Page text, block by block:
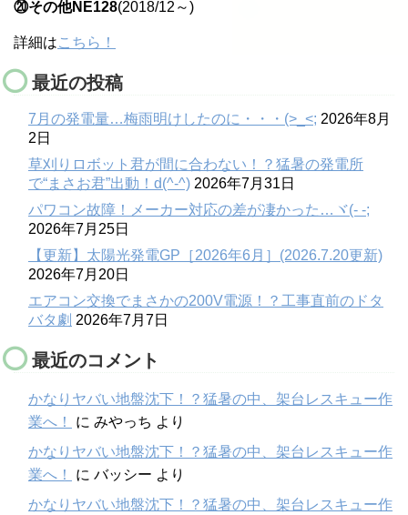
⑳その他NE128(2018/12～)
詳細はこちら！
最近の投稿
7月の発電量…梅雨明けしたのに・・・(>_<; 2026年8月
2日
草刈りロボット君が間に合わない！？猛暑の発電所
で“まさお君”出動！d(^-^) 2026年7月31日
パワコン故障！メーカー対応の差が凄かった…ヾ(- -;
2026年7月25日
【更新】太陽光発電GP［2026年6月］(2026.7.20更新)
2026年7月20日
エアコン交換でまさかの200V電源！？工事直前のドタ
バタ劇 2026年7月7日
最近のコメント
かなりヤバい地盤沈下！？猛暑の中、架台レスキュー作
業へ！
に みやっち より
かなりヤバい地盤沈下！？猛暑の中、架台レスキュー作
業へ！
に バッシー より
かなりヤバい地盤沈下！？猛暑の中、架台レスキュー作